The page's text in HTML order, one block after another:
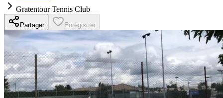
Gratentour Tennis Club
Partager Enregistrer